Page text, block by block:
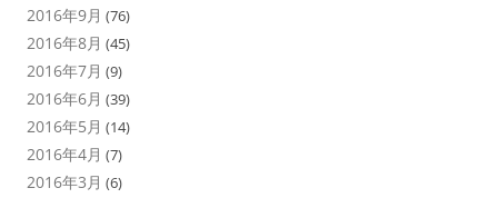
2016年9月 (76)
2016年8月 (45)
2016年7月 (9)
2016年6月 (39)
2016年5月 (14)
2016年4月 (7)
2016年3月 (6)